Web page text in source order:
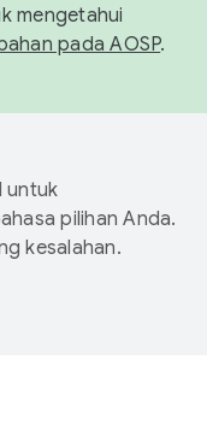
mengetahui
pada AOSP.
untuk
pilihan Anda.
kesalahan.